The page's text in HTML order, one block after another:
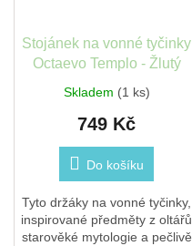
Stojánek na vonné tyčinky
Octaevo Templo - Žlutý
Skladem (1 ks)
749 Kč
Do košíku
Tyto držáky na vonné tyčinky,
inspirované předměty z oltářů
starověké mytologie a pečlivě